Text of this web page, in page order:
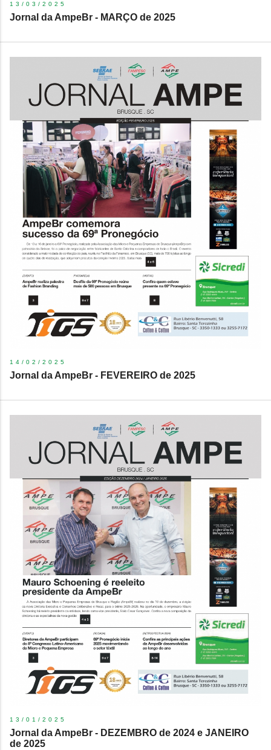
13/03/2025
Jornal da AmpeBr - MARÇO de 2025
14/02/2025
Jornal da AmpeBr - FEVEREIRO de 2025
13/01/2025
Jornal da AmpeBr - DEZEMBRO de 2024 e JANEIRO
de 2025